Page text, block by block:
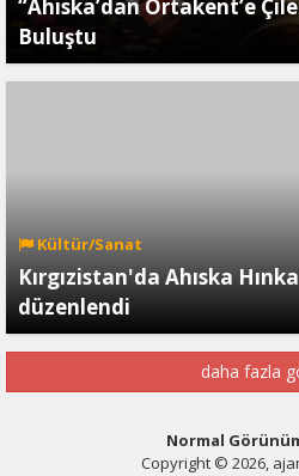
“Ahıska’dan Ortakent’e
Buluştu
Kültür/Sanat
Kırgızistan'da Ahıska
düzenlendi
daha fazla
Normal
Copyright © 2026,